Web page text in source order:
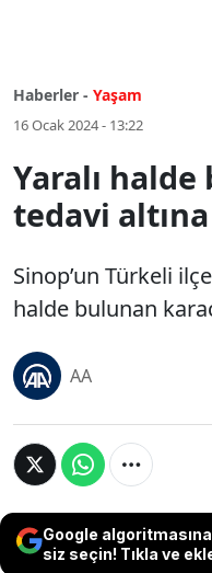
Haberler - Yaşam
16 Ocak 2024 - 13:22
Yaralı
tedavi altına
Sinop’un Türkeli
halde bulunan
AA
Google
siz seçin! Tıkla ve